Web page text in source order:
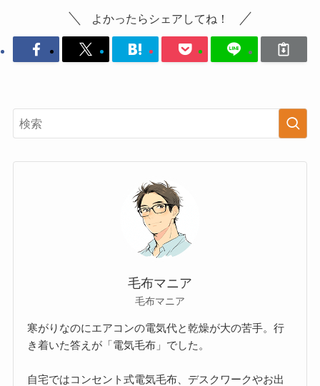
よかったらシェアしてね！
毛布マニア
毛布マニア
寒がりなのにエアコンの電気代と乾燥が大の苦手。行
き着いた答えが「電気毛布」でした。
自宅ではコンセント式電気毛布、デスクワークやお出